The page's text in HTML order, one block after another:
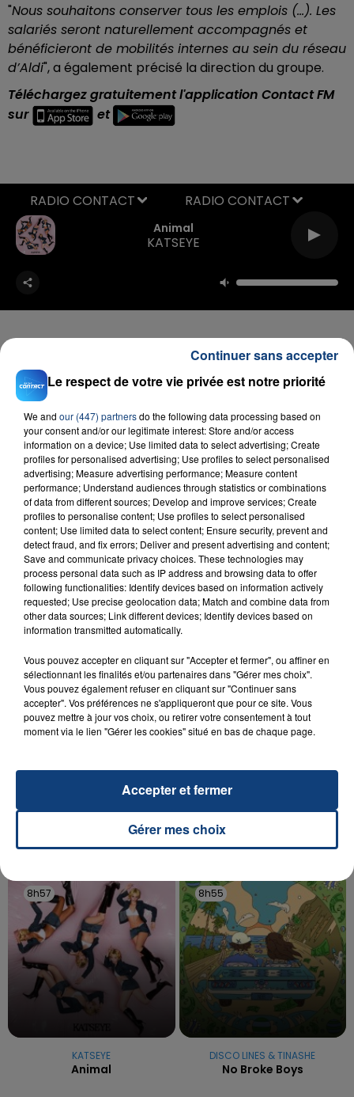
"Nous souhaitons conserver tous les emplois (…). Les
salariés seront naturellement accompagnés et
bénéficieront de mobilités internes au sein du réseau
d’Aldi", a également précisé la direction du groupe.
Téléchargez gratuitement l'application Contact FM
sur
et
Animal
KATSEYE
RADIO CONTACT
FIL D'ACTU
23 juillet 2026
INCENDIE MORTEL À LENS : UNE FEMME ET
SON BÉBÉ ENTRE LA VIE ET LA...
Un homme s'est immolé par le feu après avoir
aspergé sa compagne et leur bébé de trois mois
d'un liquide inflammable.
20 juillet 2026
OPÉRER DE LA CHEVILLE RESSORT DE LA...
La famille a porté plainte contre la clinique qui a
reconnu sa responsabilité et présenté ses
TITRES DIFFUSÉS
8h57
8h57
KATSEYE
Animal
8h55
8h55
DISCO LINES & TINASHE
No Broke Boys
Le respect de votre vie privée est notre priorité
We and our (447) partnersdo the following data processing based on
your consent and/or our legitimate interest: Store and/or access
information on a device; Use limited data to select advertising; Create
profiles for personalised advertising; Use profiles to select personalised
advertising; Measure advertising performance; Measure content
performance; Understand audiences through statistics or combinations
of data from different sources; Develop and improve services; Create
profiles to personalise content; Use profiles to select personalised
content; Use limited data to select content; Ensure security, prevent and
detect fraud, and fix errors; Deliver and present advertising and content;
Save and communicate privacy choices. These technologies may
process personal data such as IP address and browsing data to offer
following functionalities: Identify devices based on information actively
requested; Use precise geolocation data; Match and combine data from
other data sources; Link different devices; Identify devices based on
information transmitted automatically.
Vous pouvez accepter en cliquant sur "Accepter et fermer", ou affiner en
sélectionnant les finalités et/ou partenaires dans "Gérer mes choix".
Vous pouvez également refuser en cliquant sur "Continuer sans
accepter". Vos préférences ne s'appliqueront que pour ce site. Vous
pouvez mettre à jour vos choix, ou retirer votre consentement à tout
moment via le lien "Gérer les cookies" situé en bas de chaque page.
Gérer mes choix
Accepter et fermer
Continuer sans accepter